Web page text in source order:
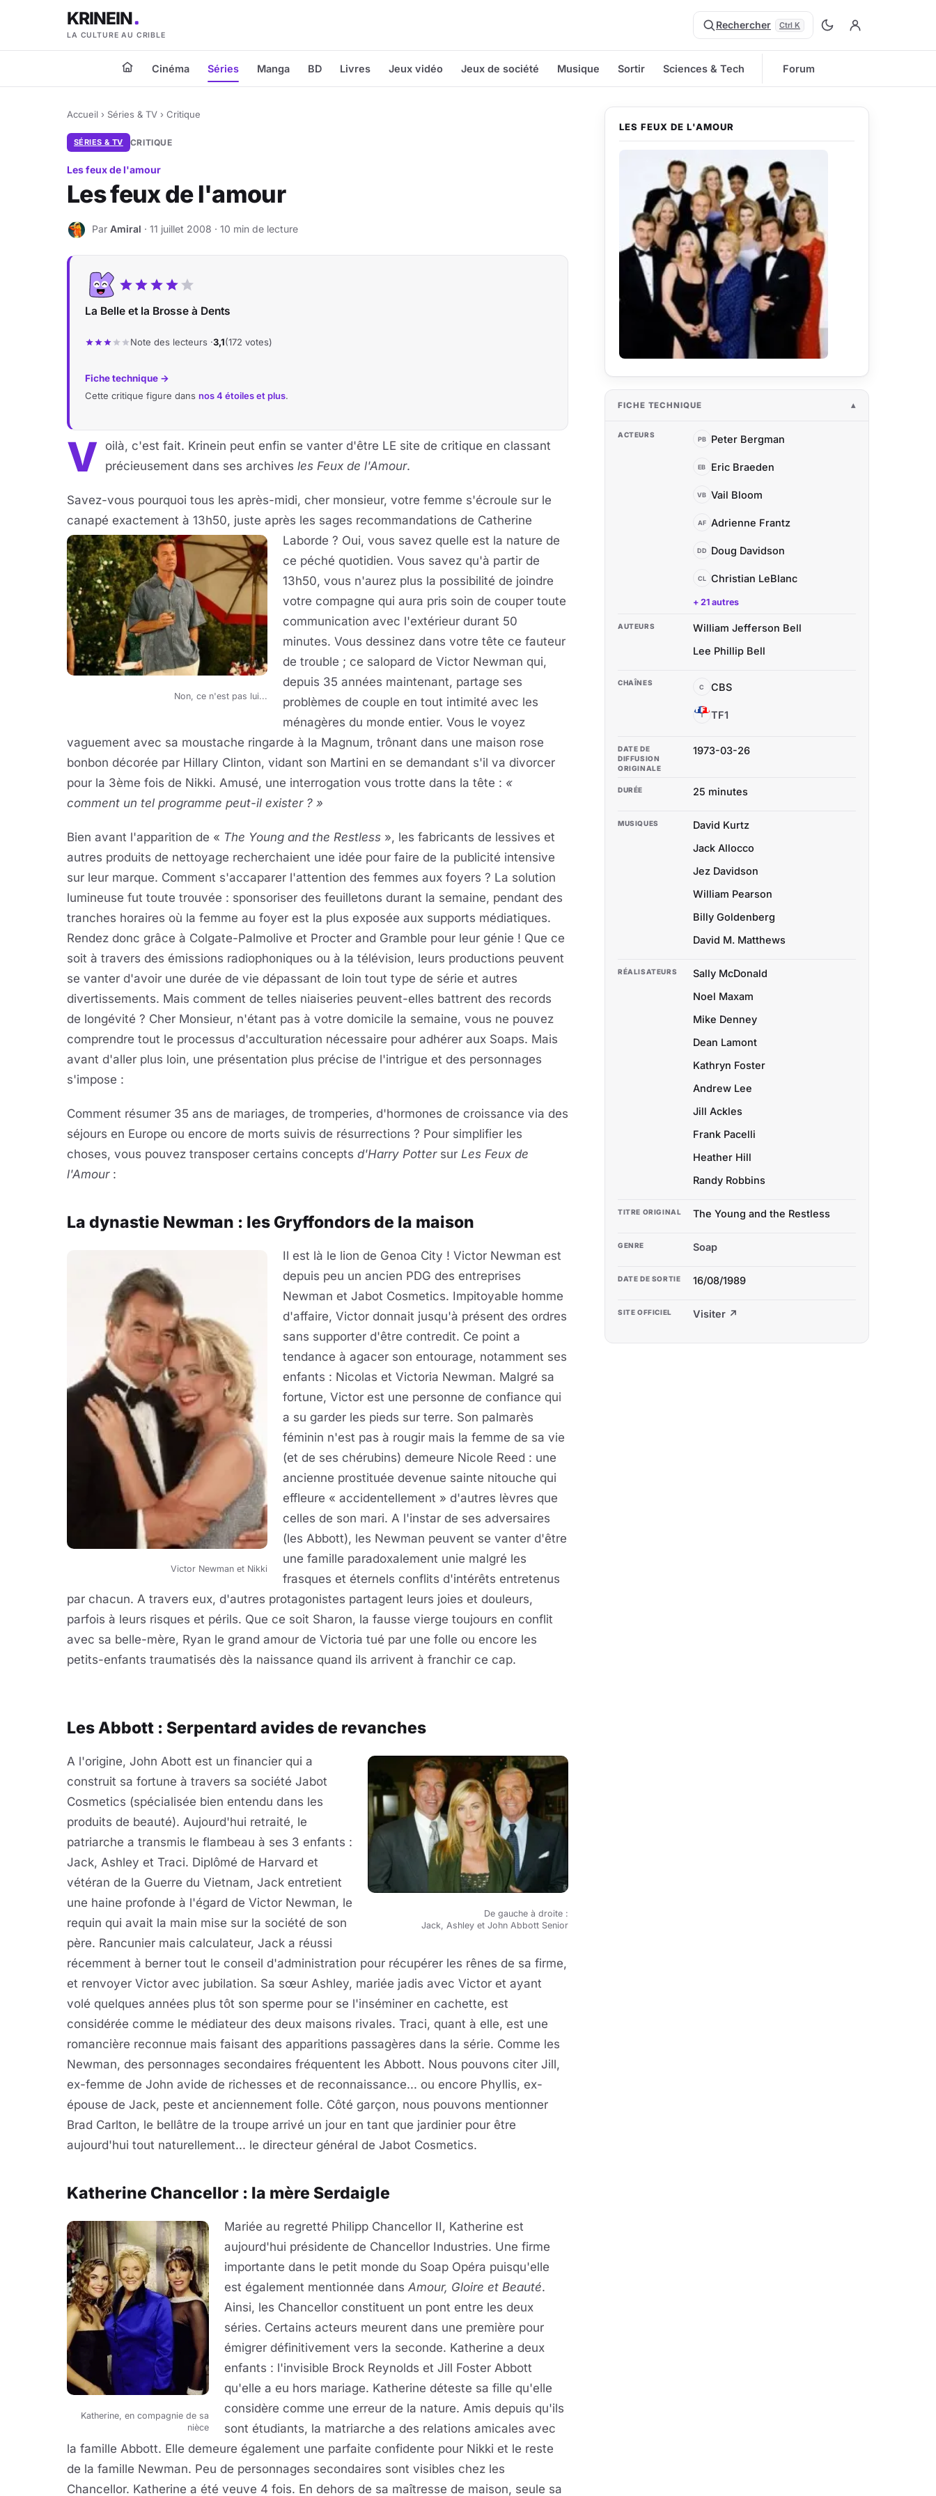
KRINEIN
LA CULTURE AU CRIBLE
Rechercher Ctrl K
Cinéma Séries Manga BD Livres Jeux vidéo Jeux de société Musique Sortir Sciences & Tech Forum
Accueil › Séries & TV › Critique
SÉRIES & TV CRITIQUE
Les feux de l'amour
Les feux de l'amour
A Par Amiral · 11 juillet 2008 · 10 min de lecture
La Belle et la Brosse à Dents
Note des lecteurs ·3,1(172 votes)
Fiche technique →
Cette critique figure dans nos 4 étoiles et plus.
V
oilà, c'est fait. Krinein peut enfin se vanter d'être LE site de critique en classant
précieusement dans ses archives les Feux de l'Amour.
Savez-vous pourquoi tous les après-midi, cher monsieur, votre femme s'écroule sur le
canapé exactement à 13h50, juste après les sages recommandations de
Non, ce n'est pas lui...
Catherine
Laborde ? Oui, vous savez quelle est la nature de
ce péché quotidien. Vous savez qu'à partir de
13h50, vous n'aurez plus la possibilité de joindre
votre compagne qui aura pris soin de couper toute
communication avec l'extérieur durant 50
minutes. Vous dessinez dans votre tête ce fauteur
de trouble ; ce salopard de Victor Newman qui,
depuis 35 années maintenant, partage ses
problèmes de couple en tout intimité avec les
ménagères du monde entier. Vous le voyez
vaguement avec sa moustache ringarde à la Magnum, trônant dans une maison rose
bonbon décorée par Hillary Clinton, vidant son Martini en se demandant s'il va divorcer
pour la 3ème fois de Nikki. Amusé, une interrogation vous trotte dans la tête : «
comment un tel programme peut-il exister ? »
Bien avant l'apparition de « The Young and the Restless », les fabricants de lessives et
autres produits de nettoyage recherchaient une idée pour faire de la publicité intensive
sur leur marque. Comment s'accaparer l'attention des femmes aux foyers ? La solution
lumineuse fut toute trouvée : sponsoriser des feuilletons durant la semaine, pendant des
tranches horaires où la femme au foyer est la plus exposée aux supports médiatiques.
Rendez donc grâce à Colgate-Palmolive et Procter and Gramble pour leur génie ! Que ce
soit à travers des émissions radiophoniques ou à la télévision, leurs productions peuvent
se vanter d'avoir une durée de vie dépassant de loin tout type de série et autres
divertissements. Mais comment de telles niaiseries peuvent-elles battrent des records
de longévité ? Cher Monsieur, n'étant pas à votre domicile la semaine, vous ne pouvez
comprendre tout le processus d'acculturation nécessaire pour adhérer aux Soaps. Mais
avant d'aller plus loin, une présentation plus précise de l'intrigue et des personnages
s'impose :
Comment résumer 35 ans de mariages, de tromperies, d'hormones de croissance via des
séjours en Europe ou encore de morts suivis de résurrections ? Pour simplifier les
choses, vous pouvez transposer certains concepts d'Harry Pottersur Les Feux de
l'Amour:
La dynastie Newman : les Gryffondors de la maison
Victor Newman et Nikki
Il est là le lion de Genoa City ! Victor Newman est
depuis peu un ancien PDG des entreprises
Newman et Jabot Cosmetics. Impitoyable homme
d'affaire, Victor donnait jusqu'à présent des ordres
sans supporter d'être contredit. Ce point a
tendance à agacer son entourage, notamment ses
enfants : Nicolas et Victoria Newman. Malgré sa
fortune, Victor est une personne de confiance qui
a su garder les pieds sur terre. Son palmarès
féminin n'est pas à rougir mais la femme de sa vie
(et de ses chérubins) demeure Nicole Reed : une
ancienne prostituée devenue sainte nitouche qui
effleure « accidentellement » d'autres lèvres que
celles de son mari. A l'instar de ses adversaires
(les Abbott), les Newman peuvent se vanter d'être
une famille paradoxalement unie malgré les
frasques et éternels conflits d'intérêts entretenus
par chacun. A travers eux, d'autres protagonistes partagent leurs joies et douleurs,
parfois à leurs risques et périls. Que ce soit Sharon, la fausse vierge toujours en conflit
avec sa belle-mère, Ryan le grand amour de Victoria tué par une folle ou encore les
petits-enfants traumatisés dès la naissance quand ils arrivent à franchir ce cap.
Les Abbott : Serpentard avides de revanches
De gauche à droite :
Jack, Ashley et John Abbott Senior
A l'origine, John Abott est un financier qui a
construit sa fortune à travers sa société Jabot
Cosmetics (spécialisée bien entendu dans les
produits de beauté). Aujourd'hui retraité, le
patriarche a transmis le flambeau à ses 3 enfants :
Jack, Ashley et Traci. Diplômé de Harvard et
vétéran de la Guerre du Vietnam, Jack entretient
une haine profonde à l'égard de Victor Newman, le
requin qui avait la main mise sur la société de son
père. Rancunier mais calculateur, Jack a réussi
récemment à berner tout le conseil d'administration pour récupérer les rênes de sa firme,
et renvoyer Victor avec jubilation. Sa sœur Ashley, mariée jadis avec Victor et ayant
volé quelques années plus tôt son sperme pour se l'inséminer en cachette, est
considérée comme le médiateur des deux maisons rivales. Traci, quant à elle, est une
romancière reconnue mais faisant des apparitions passagères dans la série. Comme les
Newman, des personnages secondaires fréquentent les Abbott. Nous pouvons citer Jill,
ex-femme de John avide de richesses et de reconnaissance... ou encore Phyllis, ex-
épouse de Jack, peste et anciennement folle. Côté garçon, nous pouvons mentionner
Brad Carlton, le bellâtre de la troupe arrivé un jour en tant que jardinier pour être
aujourd'hui tout naturellement... le directeur général de Jabot Cosmetics.
Katherine Chancellor : la mère Serdaigle
Katherine, en compagnie de sa
nièce
Mariée au regretté Philipp Chancellor II, Katherine est
aujourd'hui présidente de Chancellor Industries. Une firme
importante dans le petit monde du Soap Opéra puisqu'elle
est également mentionnée dans Amour, Gloire et Beauté.
Ainsi, les Chancellor constituent un pont entre les deux
séries. Certains acteurs meurent dans une première pour
émigrer définitivement vers la seconde. Katherine a deux
enfants : l'invisible Brock Reynolds et Jill Foster Abbott
qu'elle a eu hors mariage. Katherine déteste sa fille qu'elle
considère comme une erreur de la nature. Amis depuis qu'ils
sont étudiants, la matriarche a des relations amicales avec
la famille Abbott. Elle demeure également une parfaite confidente pour Nikki et le reste
de la famille Newman. Peu de personnages secondaires sont visibles chez les
Chancellor. Katherine a été veuve 4 fois. En dehors de sa maîtresse de maison, seule sa
LES FEUX DE L'AMOUR
FICHE TECHNIQUE
ACTEURS PB Peter Bergman
EB Eric Braeden
VB Vail Bloom
AF Adrienne Frantz
DD Doug Davidson
CL Christian LeBlanc
+ 21 autres
AUTEURS
William Jefferson Bell
Lee Phillip Bell
CHAÎNES C CBS
T TF1
DATE DE
DIFFUSION
ORIGINALE
1973-03-26
DURÉE 25 minutes
MUSIQUES
David Kurtz
Jack Allocco
Jez Davidson
William Pearson
Billy Goldenberg
David M. Matthews
RÉALISATEURS
Sally McDonald
Noel Maxam
Mike Denney
Dean Lamont
Kathryn Foster
Andrew Lee
Jill Ackles
Frank Pacelli
Heather Hill
Randy Robbins
TITRE ORIGINAL The Young and the Restless
GENRE Soap
DATE DE SORTIE 16/08/1989
SITE OFFICIEL Visiter ↗